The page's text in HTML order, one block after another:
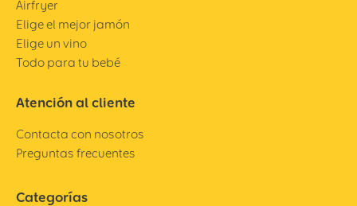
Airfryer
Elige el mejor jamón
Elige un vino
Todo para tu bebé
Atención al cliente
Contacta con nosotros
Preguntas frecuentes
Categorías